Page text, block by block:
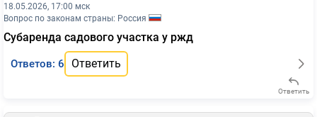
18.05.2026, 17:00 мск
Вопрос по законам страны: Россия
Субаренда садового участка у ржд
Ответов: 6 Ответить
Ответить